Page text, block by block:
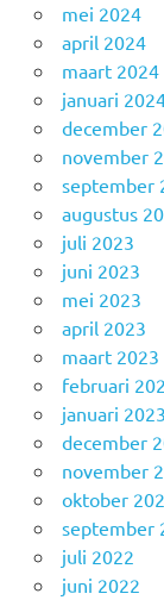
mei 2024
april 2024
maart 2024
januari
december
november
september
augustus
juli 2023
juni 2023
mei 2023
april 2023
maart 2023
februari
januari 2023
december
november
oktober
september
juli 2022
juni 2022